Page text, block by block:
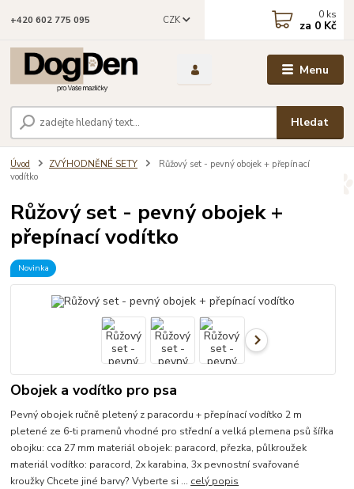
Menu
CZK
Hledat
+420 602 775 095 0 ks
za 0 Kč
Úvod ZVÝHODNĚNÉ SETY
Růžový set - pevný obojek + přepínací
vodítko
Růžový set - pevný obojek +
přepínací vodítko
Novinka
Obojek a vodítko pro psa
Pevný obojek ručně pletený z paracordu + přepínací vodítko 2 m
pletené ze 6-ti pramenů vhodné pro střední a velká plemena psů šířka
obojku: cca 27 mm materiál obojek: paracord, přezka, půlkroužek
materiál vodítko: paracord, 2x karabina, 3x pevnostní svařované
kroužky Chcete jiné barvy? Vyberte si ... celý popis